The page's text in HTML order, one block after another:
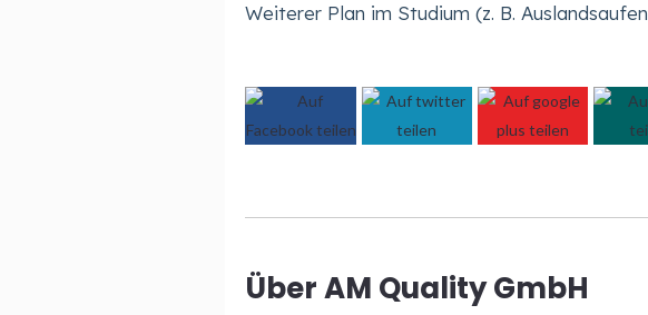
Weiterer Plan im Studium (z. B.
Über AM Quality GmbH